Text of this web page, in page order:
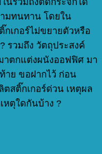
มทนทาน โดยใน
กเกอร์ไม่ขยายตัวหรือ
รวมถึง วัตถุประสงค์
าตกแต่งผนังออฟฟิศ มา
าย ขอฝากไว้ ก่อน
สติ๊กเกอร์ด่วน เหตุผล
หตุใดกันบ้าง ?